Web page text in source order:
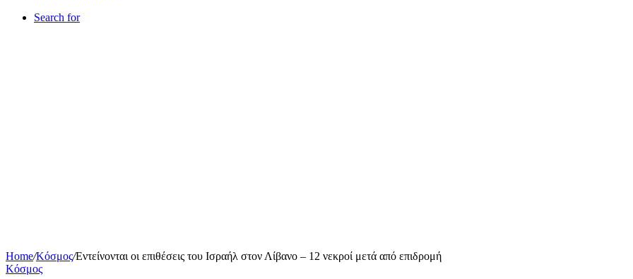
Search for
Home/Κόσμος/Εντείνονται οι επιθέσεις του Ισραήλ στον Λίβανο – 12 νεκροί μετά από επιδρομή
Κόσμος